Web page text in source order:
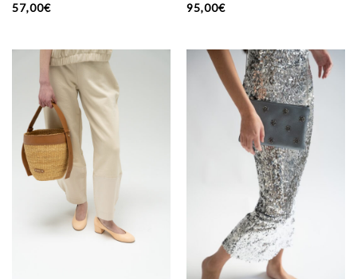
57,00€
95,00€